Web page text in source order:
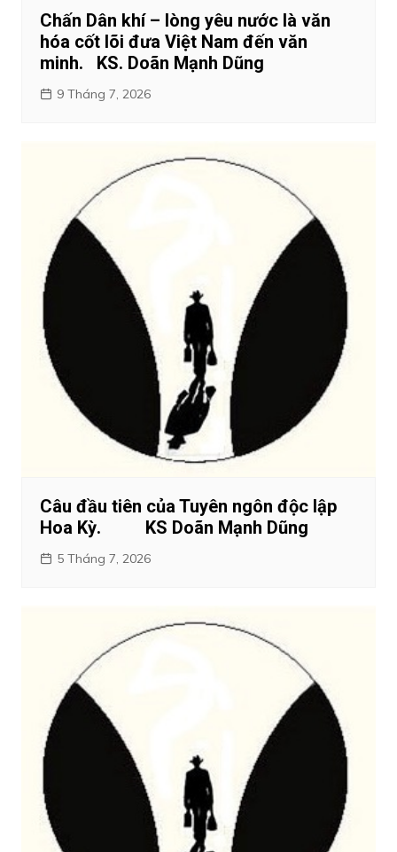
Chấn Dân khí – lòng yêu nước là văn
hóa cốt lõi đưa Việt Nam đến văn
minh. KS. Doãn Mạnh Dũng
9 Tháng 7, 2026
Câu đầu tiên của Tuyên ngôn độc lập
Hoa Kỳ. KS Doãn Mạnh Dũng
5 Tháng 7, 2026